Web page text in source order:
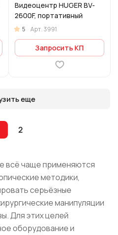
Видеоцентр HUGER BV-
2600F, портативный
5 Арт.3991
Запросить КП
еще
2
всё чаще применяются
методики,
серьёзные
манипуляции
Для этих целей
оборудование и